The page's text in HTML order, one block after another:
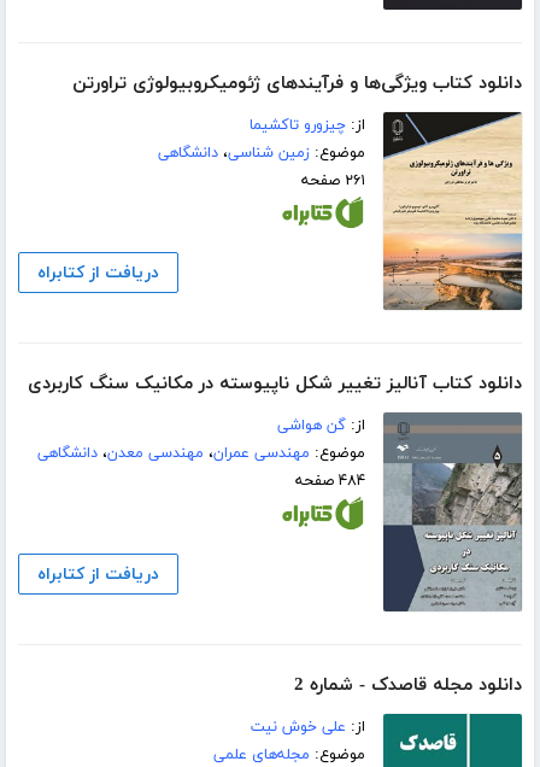
دانلود کتاب ویژگی‌ها و فرآیندهای ژئومیکروبیولوژی تراورتن
از:چیزورو تاکشیما
موضوع:زمین شناسی،دانشگاهی
۲۶۱ صفحه
دریافت از کتابراه
دانلود کتاب آنالیز تغییر شکل ناپیوسته در مکانیک سنگ کاربردی
از:گن هواشی
موضوع: مهندسی عمران، مهندسی معدن،دانشگاهی
۴۸۴ صفحه
دریافت از کتابراه
دانلود مجله قاصدک - شماره 2
از: علی خوش نیت
موضوع: مجله‌های علمی